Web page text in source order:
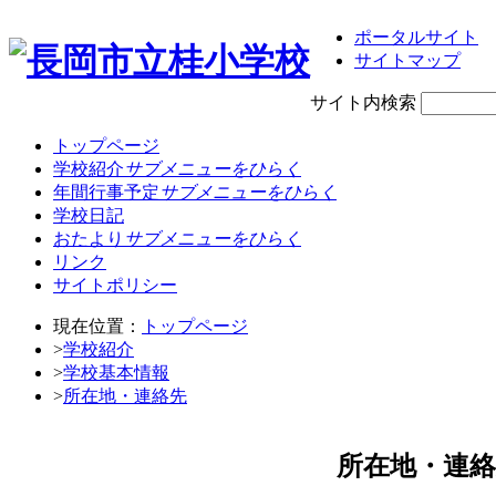
ポータルサイト
サイトマップ
サイト内検索
トップページ
学校紹介サブメニューをひらく
年間行事予定サブメニューをひらく
学校日記
おたより サブメニューをひらく
リンク
サイトポリシー
現在位置：
トップページ
>学校紹介
>学校基本情報
>所在地・連絡先
所在地・連